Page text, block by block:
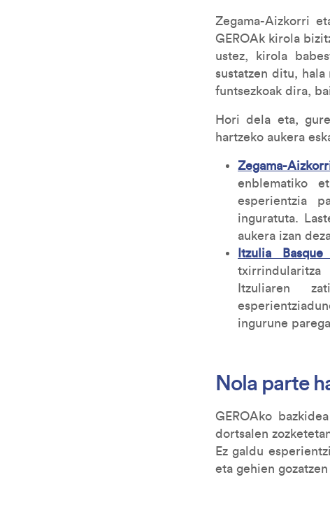
Zegama-Aizkorri
GEROAk kirola
ustez, kirola
sustatzen ditu,
funtsezkoak dira,
Hori dela eta,
hartzeko aukera
Zegama-
enblematiko
esperientzia
inguratuta.
aukera izan
Itzulia
Itzuliaren
ingurune
Nola parte
GEROAko
dortsalen
Ez galdu
eta gehien